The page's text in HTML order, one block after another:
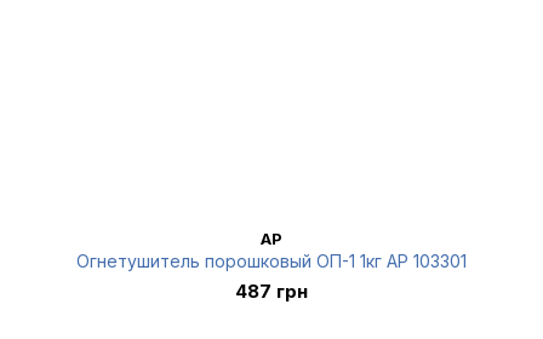
AP
Огнетушитель порошковый ОП-1 1кг AP 103301
487 грн